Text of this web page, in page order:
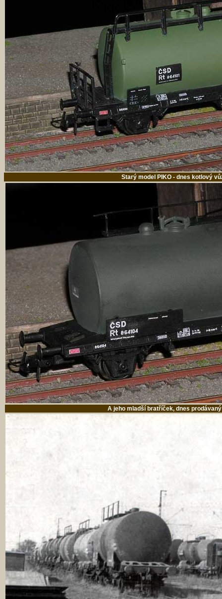
Starý model PIKO - dnes kotlový
A jeho mladší bratříček, dnes